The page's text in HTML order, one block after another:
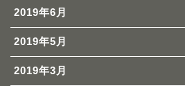
2019年6月
2019年5月
2019年3月